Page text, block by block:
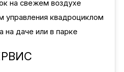
на свежем воздухе
управления квадроциклом
на даче или в парке